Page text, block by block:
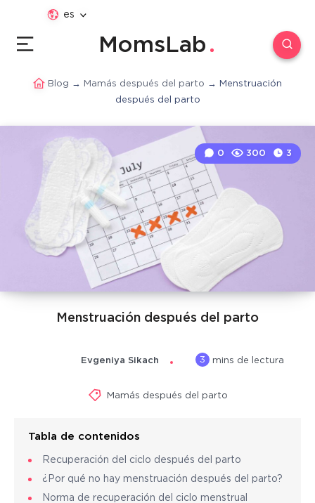
es
MomsLab
Blog → Mamás después del parto → Menstruación
después del parto
Menstruación después del parto
0 300 3
Evgeniya Sikach 3 mins de lectura
Mamás después del parto
Tabla de contenidos
Recuperación del ciclo después del parto
¿Por qué no hay menstruación después del parto?
Norma de recuperación del ciclo menstrual